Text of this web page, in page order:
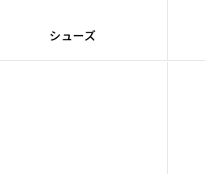
15P 2.550シューズ